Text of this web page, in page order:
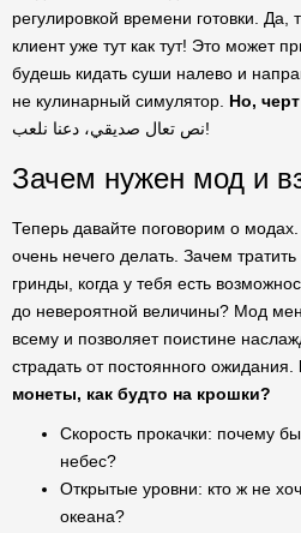
регулировкой времени готовки. Да,
клиент уже тут как тут! Это может
будешь кидать суши налево и
не кулинарный симулятор. Но,
نص تعال صديقي، دعنا نلعب!
Зачем нужен мод и
Теперь давайте поговорим о модах.
очень нечего делать. Зачем
гринды, когда у тебя есть
до невероятной величины? Мод
всему и позволяет поистине
страдать от постоянного ожидания.
монеты, как будто на крошки?
Скорость прокачки: почему
небес?
Открытые уровни: кто ж не
океана?